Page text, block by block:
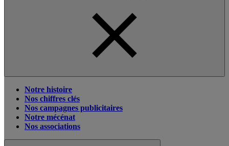
Notre histoire
Nos chiffres clés
Nos campagnes publicitaires
Notre mécénat
Nos associations